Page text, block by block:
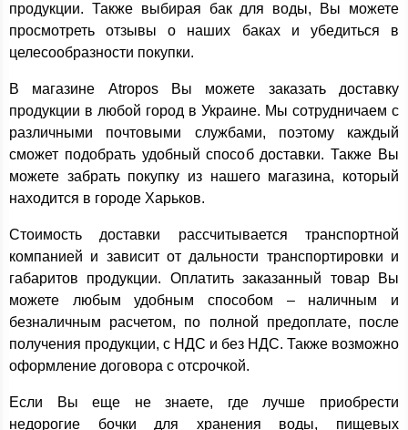
продукции. Также выбирая бак для воды, Вы можете
просмотреть отзывы о наших баках и убедиться в
целесообразности покупки.
В магазине Atropos Вы можете заказать доставку
продукции в любой город в Украине. Мы сотрудничаем с
различными почтовыми службами, поэтому каждый
сможет подобрать удобный способ доставки. Также Вы
можете забрать покупку из нашего магазина, который
находится в городе Харьков.
Стоимость доставки рассчитывается транспортной
компанией и зависит от дальности транспортировки и
габаритов продукции. Оплатить заказанный товар Вы
можете любым удобным способом – наличным и
безналичным расчетом, по полной предоплате, после
получения продукции, с НДС и без НДС. Также возможно
оформление договора с отсрочкой.
Если Вы еще не знаете, где лучше приобрести
недорогие бочки для хранения воды, пищевых